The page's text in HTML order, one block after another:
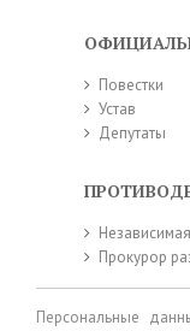
Повестки
Устав
Депутаты
Прокурор
Персональные